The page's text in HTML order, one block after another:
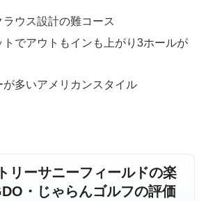
ラウス設計の難コース
でアウトもインも上がり3ホールが
が多いアメリカンスタイル
リーサニーフィールドの楽
・じゃらんゴルフの評価